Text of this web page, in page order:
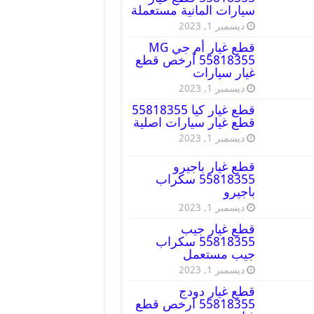
سيارات المانية مستعملة
ديسمبر 1, 2023
قطع غيار أم جي MG
55818355 أرخص قطع
غيار سيارات
ديسمبر 1, 2023
قطع غيار كيا 55818355
قطع غيار سيارات اصلية
ديسمبر 1, 2023
قطع غيار باجيرو
55818355 سكراب
باجيرو
ديسمبر 1, 2023
قطع غيار جيب
55818355 سكراب
جيب مستعمل
ديسمبر 1, 2023
قطع غيار دودج
55818355 ارخص قطع